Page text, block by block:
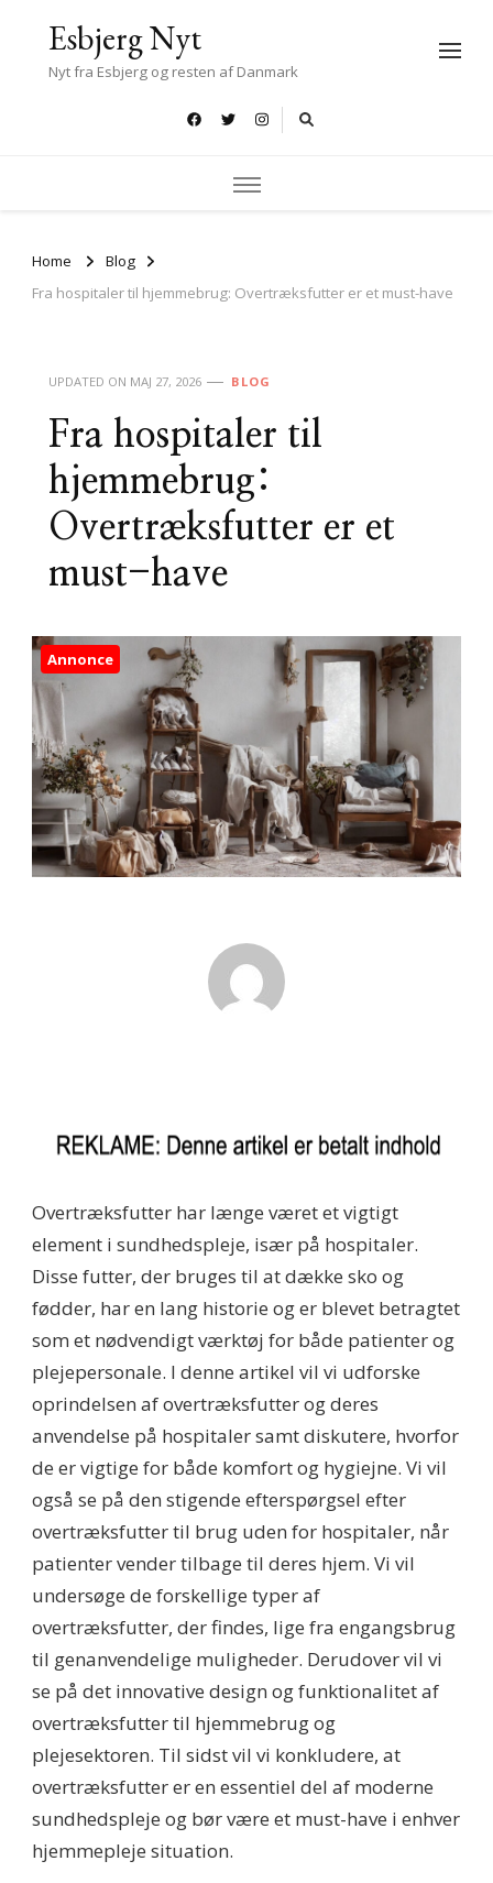
Esbjerg Nyt
Nyt fra Esbjerg og resten af Danmark
Home
Blog
Fra hospitaler til hjemmebrug: Overtræksfutter er et must-have
UPDATED ON MAJ 27, 2026 BLOG
Fra hospitaler til
hjemmebrug:
Overtræksfutter er et
must-have
Annonce
Overtræksfutter har længe været et vigtigt
element i sundhedspleje, især på hospitaler.
Disse futter, der bruges til at dække sko og
fødder, har en lang historie og er blevet betragtet
som et nødvendigt værktøj for både patienter og
plejepersonale. I denne artikel vil vi udforske
oprindelsen af overtræksfutter og deres
anvendelse på hospitaler samt diskutere, hvorfor
de er vigtige for både komfort og hygiejne. Vi vil
også se på den stigende efterspørgsel efter
overtræksfutter til brug uden for hospitaler, når
patienter vender tilbage til deres hjem. Vi vil
undersøge de forskellige typer af
overtræksfutter, der findes, lige fra engangsbrug
til genanvendelige muligheder. Derudover vil vi
se på det innovative design og funktionalitet af
overtræksfutter til hjemmebrug og
plejesektoren. Til sidst vil vi konkludere, at
overtræksfutter er en essentiel del af moderne
sundhedspleje og bør være et must-have i enhver
hjemmepleje situation.